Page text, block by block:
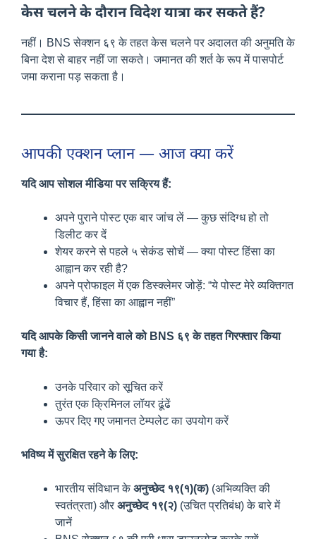
केस चलने के दौरान विदेश यात्रा कर सकते हैं?
नहीं। BNS सेक्शन ६९ के तहत केस चलने पर अदालत की अनुमति के
बिना देश से बाहर नहीं जा सकते। जमानत की शर्त के रूप में पासपोर्ट
जमा कराना पड़ सकता है।
आपकी एक्शन प्लान — आज क्या करें
यदि आप सोशल मीडिया पर सक्रिय हैं:
अपने पुराने पोस्ट एक बार जांच लें — कुछ संदिग्ध हो तो
डिलीट कर दें
शेयर करने से पहले ५ सेकंड सोचें — क्या पोस्ट हिंसा का
आह्वान कर रही है?
अपने प्रोफाइल में एक डिस्क्लेमर जोड़ें: “ये पोस्ट मेरे व्यक्तिगत
विचार हैं, हिंसा का आह्वान नहीं”
यदि आपके किसी जानने वाले को BNS ६९ के तहत गिरफ्तार किया
गया है:
उनके परिवार को सूचित करें
तुरंत एक क्रिमिनल लॉयर ढूंढें
ऊपर दिए गए जमानत टेम्पलेट का उपयोग करें
भविष्य में सुरक्षित रहने के लिए:
भारतीय संविधान केअनुच्छेद १९(१)(क) (अभिव्यक्ति की
स्वतंत्रता) और अनुच्छेद १९(२) (उचित प्रतिबंध) के बारे में
जानें